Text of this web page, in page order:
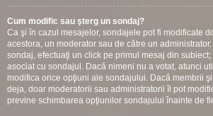
Cum modific sau şterg un sondaj?
Ca şi în cazul mesajelor, sondajele pot fi modificate
acestora, un moderator sau de către un
sondaj, efectuaţi un click pe primul mesaj din
asociat cu sondajul. Dacă nimeni nu a votat, atunci
modifica orice opţiuni ale sondajului. Dacă membrii
deja, doar moderatorii sau administratorii îl pot
previne schimbarea opţiunilor sondajului înainte de